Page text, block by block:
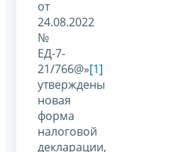
от
24.08.2022
№
ЕД-7-
21/766@»[1]
утверждены
новая
форма
налоговой
декларации,